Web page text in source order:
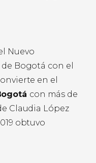
Nuevo
Bogotá con el
en el
con más de
Claudia López
obtuvo